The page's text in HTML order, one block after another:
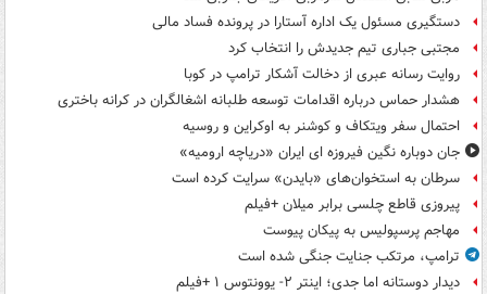
دستگیری مسئول یک اداره آستارا در پرونده فساد مالی
مجتبی جباری تیم جدیدش را انتخاب کرد
روایت رسانه عبری از دخالت آشکار ترامپ در کوبا
هشدار حماس درباره اقدامات توسعه طلبانه اشغالگران در کرانه باختری
احتمال سفر ویتکاف و کوشنر به اوکراین و روسیه
جان دوباره نگین فیروزه ای ایران «دریاچه ارومیه»
سرطان به استخوان‌های «بایدن» سرایت کرده است
پیروزی قاطع چلسی برابر میلان +فیلم
مهاجم پرسپولیس به پیکان پیوست
ترامپ، مرتکب جنایت جنگی شده است
دیدار دوستانه اما جدی؛ اینتر ۲- یوونتوس ۱ +فیلم